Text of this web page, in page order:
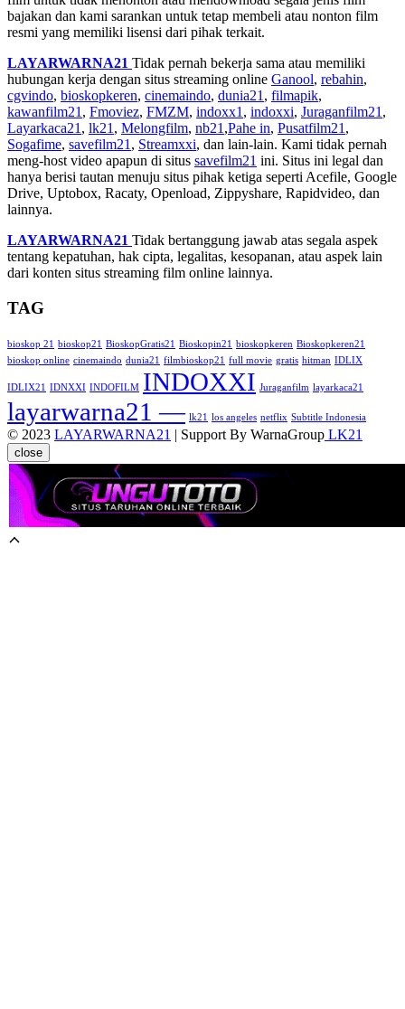
bajakan dan kami sarankan untuk tetap membeli atau nonton film
resmi yang memiliki lisensi dari pihak terkait.
LAYARWARNA21 Tidak pernah bekerja sama atau memiliki
hubungan kerja dengan situs streaming online Ganool, rebahin,
cgvindo, bioskopkeren, cinemaindo, dunia21 , filmapik,
kawanfilm21 , Fmoviez, FMZM, indoxx1 , indoxxi, Juraganfilm21 ,
Layarkaca21 , lk21 , Melongfilm, nb21 ,Pahe in, Pusatfilm21 ,
Sogafime, savefilm21 , Streamxxi, dan lain-lain. Kami tidak pernah
meng-host video apapun di situs savefilm21 ini. Situs ini legal dan
hanya berisi tautan menuju situs pihak ketiga seperti Acefile, Google
Drive, Uptobox, Racaty, Openload, Zippyshare, Rapidvideo, dan
lainnya.
LAYARWARNA21 Tidak bertanggung jawab atas segala aspek
tentang kepatuhan, hak cipta, legalitas, kesopanan, atau aspek lain
dari konten situs streaming film online lainnya.
TAG
bioskop 21 bioskop21 BioskopGratis21 Bioskopin21 bioskopkeren Bioskopkeren21
bioskop online cinemaindo dunia21 filmbioskop21 full movie gratis hitman IDLIX
IDLIX21 IDNXXI INDOFILM INDOXXI Juraganfilm layarkaca21
layarwarna21 — lk21 los angeles netflix Subtitle Indonesia
© 2023 LAYARWARNA21 | Support By WarnaGroup LK21
close